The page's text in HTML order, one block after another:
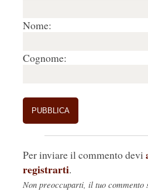
economici dell'Europa, si
Ma si' chi se frega, tanto ci
Rispondi
Manuela
Il problema è che il Comune
soldi li"Associazione Muse la
ridimensionato i suoi costi
Nome:
Cognome:
Per inviare il commento devi
registrarti.
Non preoccuparti, il tuo